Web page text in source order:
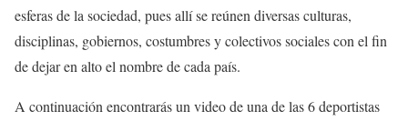
esferas de la sociedad, pues allí se reúnen diversas culturas,
disciplinas, gobiernos, costumbres y colectivos sociales con el fin
de dejar en alto el nombre de cada país.
A continuación encontrarás un video de una de las 6 deportistas